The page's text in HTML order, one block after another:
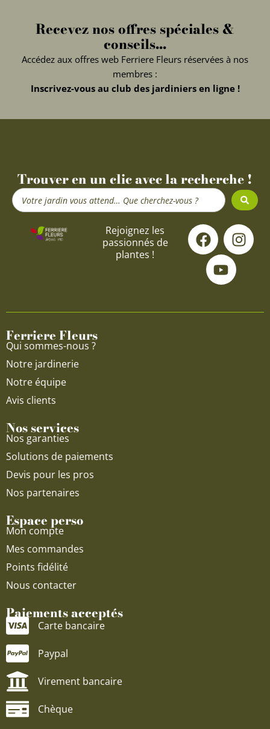
Recevez nos offres spéciales &
conseils...
Accédez aux offres web Ferriere Fleurs réservées à nos
membres :
Inscrivez-vous au club des jardiniers en ligne !
Trouver en un clic avec la recherche !
Search
...
Rejoignez les
passionnés de
plantes !
F
a
c
e
o
I
n
s
g
Y
o
u
t
u
b
Ferriere Fleurs
Qui sommes-nous ?
Notre jardinerie
Notre équipe
Avis clients
Nos services
Nos garanties
Solutions de paiements
Devis pour les pros
Nos partenaires
Espace perso
Mon compte
Mes commandes
Points fidélité
Nous contacter
Paiements acceptés
Carte bancaire
Paypal
Virement bancaire
Chèque